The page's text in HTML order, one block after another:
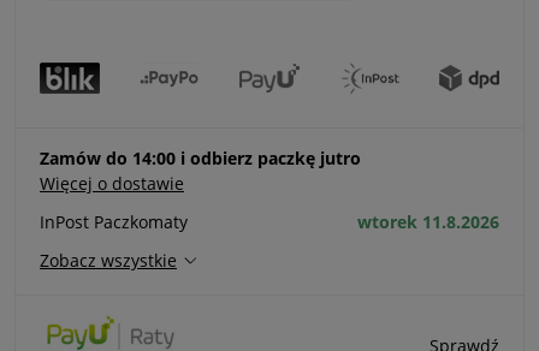
Zamów do 14:00 i odbierz paczkę jutro
Więcej o dostawie
InPost Paczkomaty
wtorek 11.8.2026
Zobacz wszystkie
Sprawdź